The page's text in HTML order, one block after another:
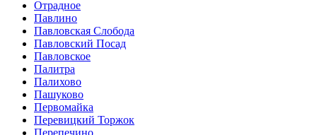
Отрадное
Павлино
Павловская Слобода
Павловский Посад
Павловское
Палитра
Палихово
Пашуково
Первомайка
Перевицкий Торжок